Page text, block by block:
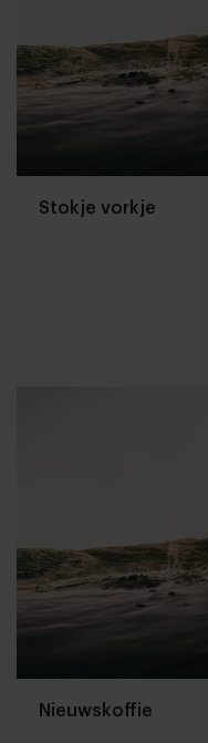
Stokje vorkje
Nieuwskoffie